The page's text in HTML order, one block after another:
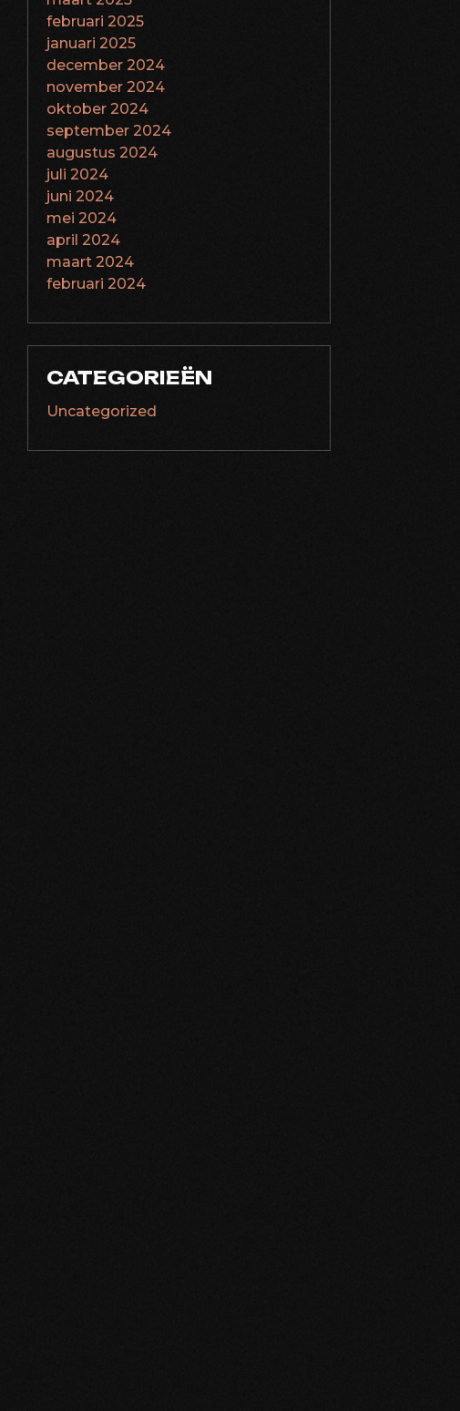
februari 2025
januari 2025
december 2024
november 2024
oktober 2024
september 2024
augustus 2024
juli 2024
juni 2024
mei 2024
april 2024
maart 2024
februari 2024
CATEGORIEËN
Uncategorized